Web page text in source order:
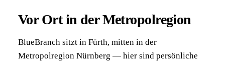
Vor Ort in der Metropolregion
BlueBranch sitzt in Fürth, mitten in der
Metropolregion Nürnberg — hier sind persönliche